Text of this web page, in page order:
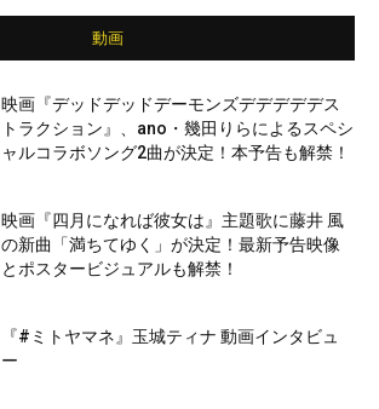
動画
映画『デッドデッドデーモンズデデデデデス
トラクション』、ano・幾田りらによるスペシ
ャルコラボソング2曲が決定！本予告も解禁！
映画『四月になれば彼女は』主題歌に藤井 風
の新曲「満ちてゆく」が決定！最新予告映像
とポスタービジュアルも解禁！
『#ミトヤマネ』玉城ティナ 動画インタビュ
ー